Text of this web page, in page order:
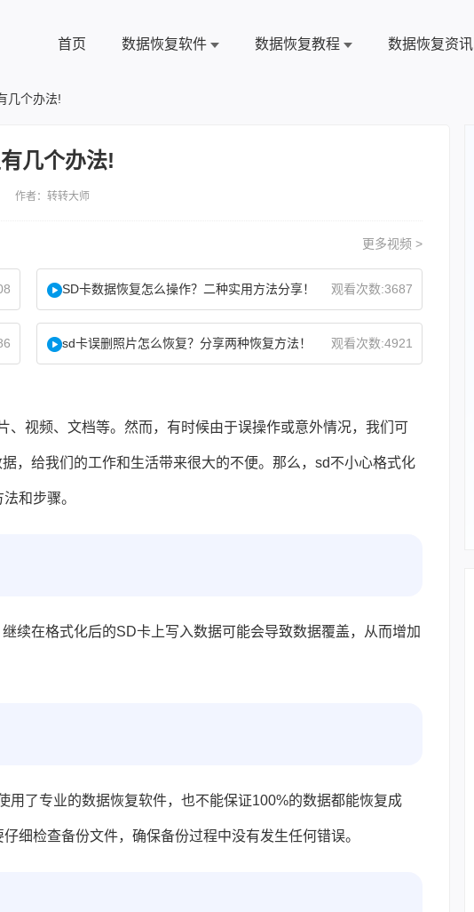
首页 数据恢复软件 数据恢复教程 数据恢复资讯
几个办法!
几个办法!
者：转转大师
更多视频 >
SD卡数据恢复怎么操作？二种实用方法分享！ 观看次数:3687
sd卡误删照片怎么恢复？分享两种恢复方法！ 观看次数:4921
视频、文档等。然而，有时候由于误操作或意外情况，我们可
，给我们的工作和生活带来很大的不便。那么， sd不小心格式化
和步骤。
续在格式化后的SD卡上写入数据可能会导致数据覆盖，从而增加
用了专业的数据恢复软件，也不能保证100%的数据都能恢复成
细检查备份文件，确保备份过程中没有发生任何错误。